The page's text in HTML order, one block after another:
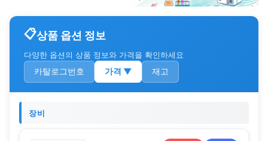
상품 옵션 정보
다양한 옵션의 상품 정보와 가격을 확인하세요
카탈로그번호 가격 ▼ 재고
장비